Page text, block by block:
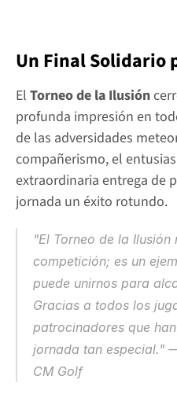
Un Final Solidario
El Torneo de la Ilusión
profunda impresión en
de las adversidades
compañerismo, el
extraordinaria entrega de
jornada un éxito rotundo.
"El Torneo de la Ilusión
competición; es un
puede unirnos para
Gracias a todos los
patrocinadores que
jornada tan especial."
CM Golf